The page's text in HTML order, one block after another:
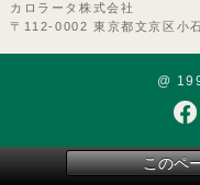
カロラータ株式会社
〒112-0002 東京都文京区小
@
このペ